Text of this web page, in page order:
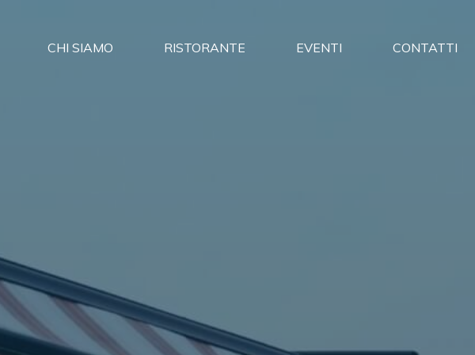
CHI SIAMO RISTORANTE EVENTI CONTATTI